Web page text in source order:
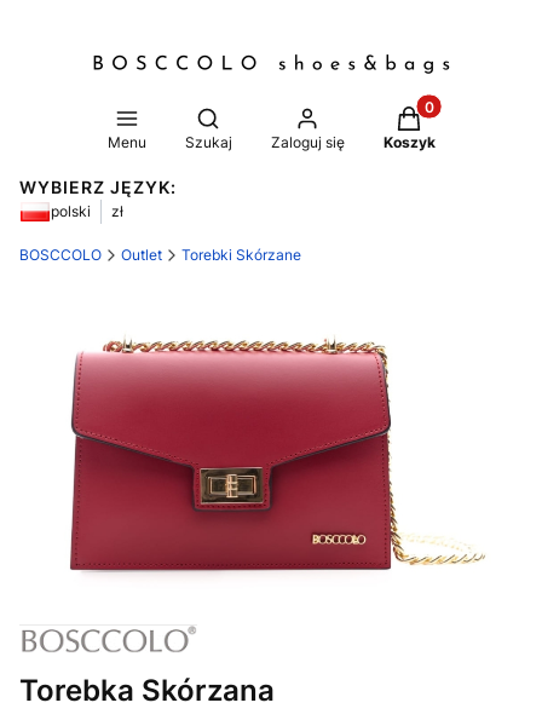
Menu
Otwórz wyszukiwarkę
Szukaj Zaloguj się
Produkty w
Koszyk
WYBIERZ JĘZYK:
polski zł
BOSCCOLO Outlet Torebki Skórzane
Torebka Skórzana